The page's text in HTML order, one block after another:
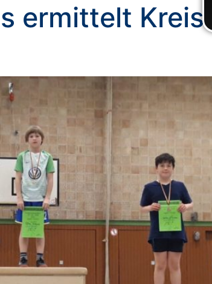
ermittelt